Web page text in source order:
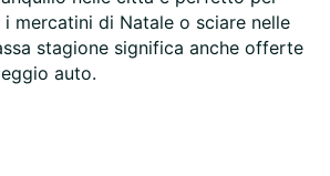
mercatini di Natale o sciare nelle
stagione significa anche offerte
auto.